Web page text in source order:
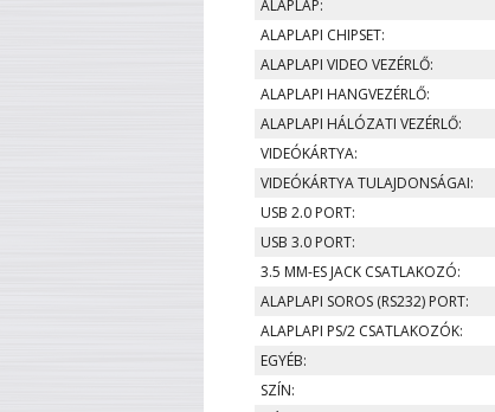
ALAPLAP:
ALAPLAPI CHIPSET:
ALAPLAPI VIDEO VEZÉRLŐ:
ALAPLAPI HANGVEZÉRLŐ:
ALAPLAPI HÁLÓZATI VEZÉRLŐ:
VIDEÓKÁRTYA:
VIDEÓKÁRTYA TULAJDONSÁGAI:
USB 2.0 PORT:
USB 3.0 PORT:
3.5 MM-ES JACK CSATLAKOZÓ:
ALAPLAPI SOROS (RS232) PORT:
ALAPLAPI PS/2 CSATLAKOZÓK:
EGYÉB:
SZÍN: